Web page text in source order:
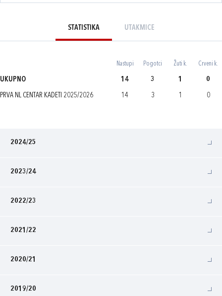
STATISTIKA UTAKMICE
Nastupi Pogotci Žuti k. Crveni k.
UKUPNO 14 3 1 0
PRVA NL CENTAR KADETI 2025/2026 14 3 1 0
2024/25
2023/24
2022/23
2021/22
2020/21
2019/20